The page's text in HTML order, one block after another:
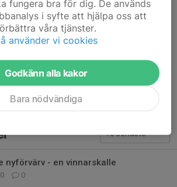
nyförvärv - en vinnarskalle
0
fungera bra för dig. De används
i syfte att hjälpa oss att
våra tjänster.
använder vi cookies
Godkänn alla kakor
Bara nödvändiga